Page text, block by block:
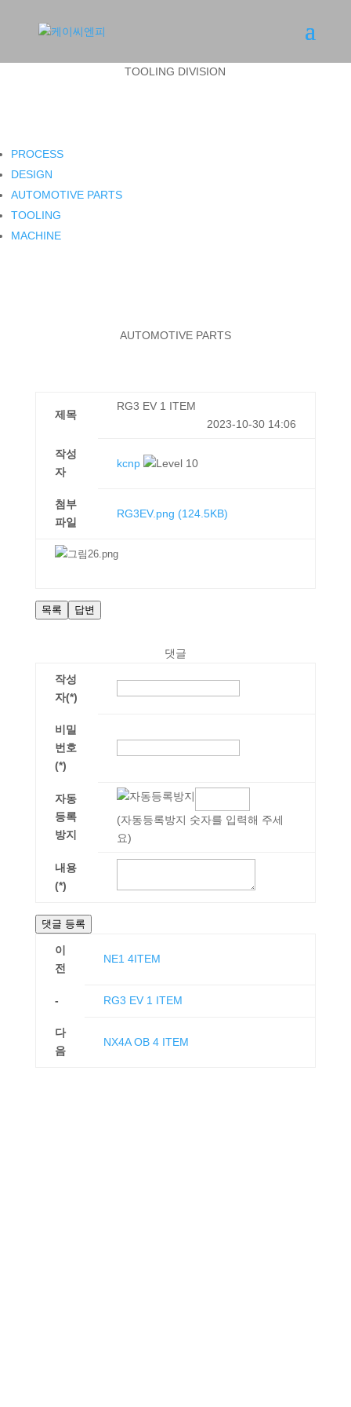
TOOLING DIVISION
PROCESS
DESIGN
AUTOMOTIVE PARTS
TOOLING
MACHINE
AUTOMOTIVE PARTS
제목
RG3 EV 1 ITEM
2023-10-30 14:06
작성
자
kcnp
첨부
파일
RG3EV.png (124.5KB)
목록 답변
댓글
작성
자(*)
비밀
번호
(*)
자동
등록
방지
(자동등록방지 숫자를 입력해 주세
요)
내용
(*)
댓글 등록
이
전
NE1 4ITEM
- RG3 EV 1 ITEM
다
음
NX4A OB 4 ITEM